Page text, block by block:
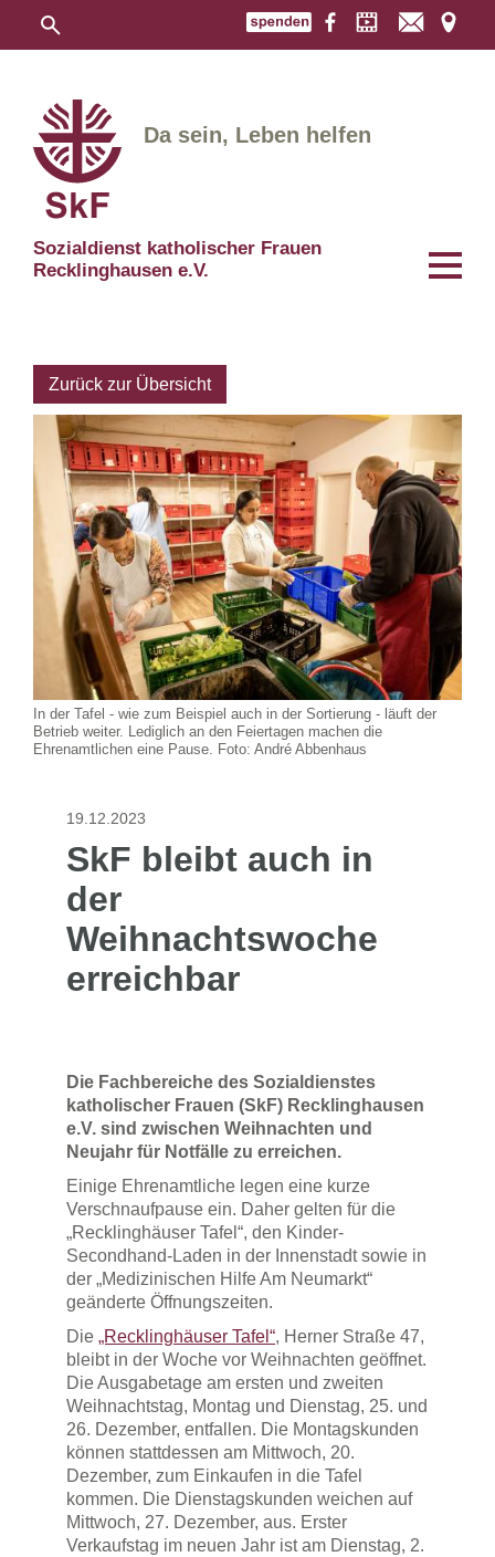
Sozialdienst katholischer Frauen
Recklinghausen e.V.
Da sein, Leben helfen
Zurück zur Übersicht
In der Tafel - wie zum Beispiel auch in der Sortierung - läuft der
Betrieb weiter. Lediglich an den Feiertagen machen die
Ehrenamtlichen eine Pause. Foto: André Abbenhaus
19.12.2023
SkF bleibt auch in
der
Weihnachtswoche
erreichbar
Die Fachbereiche des Sozialdienstes
katholischer Frauen (SkF) Recklinghausen
e.V. sind zwischen Weihnachten und
Neujahr für Notfälle zu erreichen.
Einige Ehrenamtliche legen eine kurze
Verschnaufpause ein. Daher gelten für die
„Recklinghäuser Tafel“, den Kinder-
Secondhand-Laden in der Innenstadt sowie in
der „Medizinischen Hilfe Am Neumarkt“
geänderte Öffnungszeiten.
Die „Recklinghäuser Tafel“, Herner Straße 47,
bleibt in der Woche vor Weihnachten geöffnet.
Die Ausgabetage am ersten und zweiten
Weihnachtstag, Montag und Dienstag, 25. und
26. Dezember, entfallen. Die Montagskunden
können stattdessen am Mittwoch, 20.
Dezember, zum Einkaufen in die Tafel
kommen. Die Dienstagskunden weichen auf
Mittwoch, 27. Dezember, aus. Erster
Verkaufstag im neuen Jahr ist am Dienstag, 2.